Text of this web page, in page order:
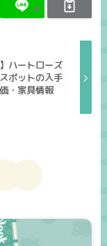
】ハートローズ
ポットの入手
・家具情報